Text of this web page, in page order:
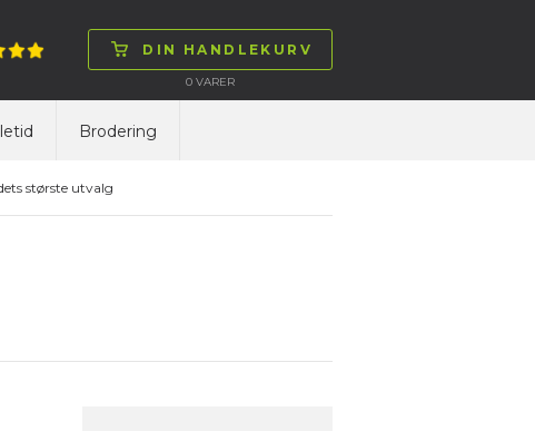
DIN HANDLEKURV
0VARER
Brodering
største utvalg